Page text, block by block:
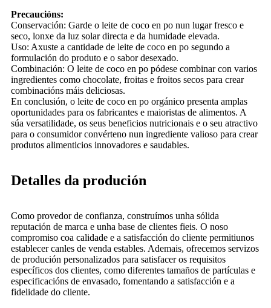
Precaucións:
Conservación: Garde o leite de coco en po nun lugar fresco e
seco, lonxe da luz solar directa e da humidade elevada.
Uso: Axuste a cantidade de leite de coco en po segundo a
formulación do produto e o sabor desexado.
Combinación: O leite de coco en po pódese combinar con varios
ingredientes como chocolate, froitas e froitos secos para crear
combinacións máis deliciosas.
En conclusión, o leite de coco en po orgánico presenta amplas
oportunidades para os fabricantes e maioristas de alimentos. A
súa versatilidade, os seus beneficios nutricionais e o seu atractivo
para o consumidor convérteno nun ingrediente valioso para crear
produtos alimenticios innovadores e saudables.
Detalles da produción
Como provedor de confianza, construímos unha sólida
reputación de marca e unha base de clientes fieis. O noso
compromiso coa calidade e a satisfacción do cliente permitiunos
establecer canles de venda estables. Ademais, ofrecemos servizos
de produción personalizados para satisfacer os requisitos
específicos dos clientes, como diferentes tamaños de partículas e
especificacións de envasado, fomentando a satisfacción e a
fidelidade do cliente.